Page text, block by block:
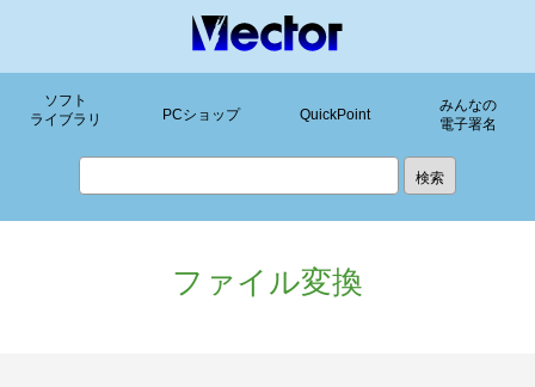
ソフト
ライブラリ
PCショップ QuickPoint
みんなの
電子署名
ファイル変換